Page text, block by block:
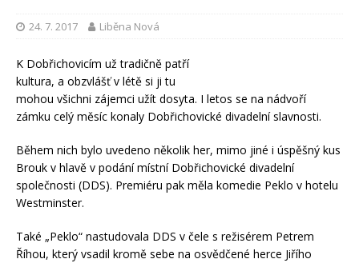
24. 7. 2017 Liběna Nová
K Dobřichovicím už tradičně patří
kultura, a obzvlášť v létě si ji tu
mohou všichni zájemci užít dosyta. I letos se na nádvoří
zámku celý měsíc konaly Dobřichovické divadelní slavnosti.
Během nich bylo uvedeno několik her, mimo jiné i úspěšný kus
Brouk v hlavě v podání místní Dobřichovické divadelní
společnosti (DDS). Premiéru pak měla komedie Peklo v hotelu
Westminster.
Také „Peklo“ nastudovala DDS v čele s režisérem Petrem
Říhou, který vsadil kromě sebe na osvědčené herce Jiřího